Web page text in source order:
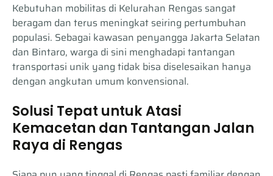
Kebutuhan mobilitas di Kelurahan Rengas sangat
beragam dan terus meningkat seiring pertumbuhan
populasi. Sebagai kawasan penyangga Jakarta Selatan
dan Bintaro, warga di sini menghadapi tantangan
transportasi unik yang tidak bisa diselesaikan hanya
dengan angkutan umum konvensional.
Solusi Tepat untuk Atasi
Kemacetan dan Tantangan Jalan
Raya di Rengas